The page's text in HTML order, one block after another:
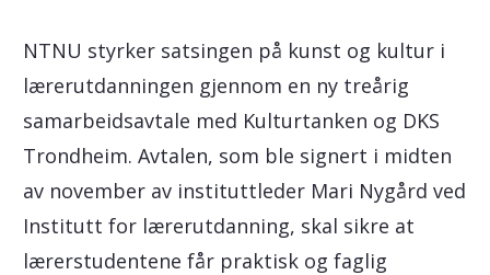
NTNU styrker satsingen på kunst og kultur i
lærerutdanningen gjennom en ny treårig
samarbeidsavtale med Kulturtanken og DKS
Trondheim. Avtalen, som ble signert i midten
av november av instituttleder Mari Nygård ved
Institutt for lærerutdanning, skal sikre at
lærerstudentene får praktisk og faglig